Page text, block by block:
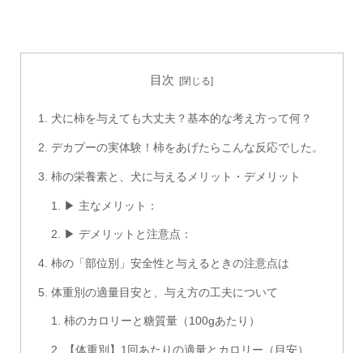
目次
犬に柿を与えても大丈夫？基本的な考え方って何？
デカプーの実体験！柿をあげたらこんな反応でした。
柿の栄養素と、犬に与えるメリット・デメリット
▶ 主なメリット：
▶ デメリットと注意点：
柿の「部位別」安全性と与えるときの注意点は
体重別の適量目安と、与え方の工夫について
柿のカロリーと糖質量（100gあたり）
【体重別】1回あたりの適量とカロリー（目安）